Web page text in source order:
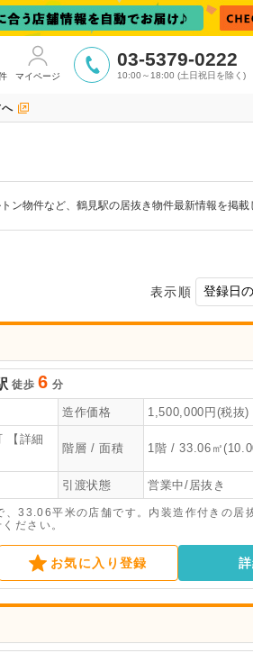
マイページ
03-5379-0222
10:00～18:00 (土日祝日を除く)
物件など、鶴見駅の居抜き物件最新情報を掲載
表示順
徒歩 6 分
造作価格 1,500,000円(税抜)
【詳細
階層 / 面積 1階 / 33.06㎡
引渡状態 営業中/居抜き
33.06平米の店舗です。内装造作付きの居
ださい。
お気に入り登録